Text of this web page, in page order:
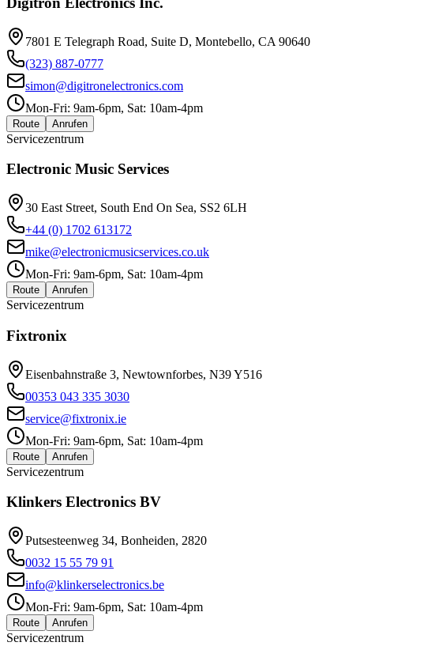
7801 E Telegraph Road, Suite D, Montebello, CA 90640
(323) 887-0777
simon@digitronelectronics.com
Mon-Fri: 9am-6pm, Sat: 10am-4pm
Route Anrufen
Servicezentrum
Electronic Music Services
30 East Street, South End On Sea, SS2 6LH
+44 (0) 1702 613172
mike@electronicmusicservices.co.uk
Mon-Fri: 9am-6pm, Sat: 10am-4pm
Route Anrufen
Servicezentrum
Fixtronix
Eisenbahnstraße 3, Newtownforbes, N39 Y516
00353 043 335 3030
service@fixtronix.ie
Mon-Fri: 9am-6pm, Sat: 10am-4pm
Route Anrufen
Servicezentrum
Klinkers Electronics BV
Putsesteenweg 34, Bonheiden, 2820
0032 15 55 79 91
info@klinkerselectronics.be
Mon-Fri: 9am-6pm, Sat: 10am-4pm
Route Anrufen
Servicezentrum